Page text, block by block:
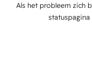
Als het probleem zich